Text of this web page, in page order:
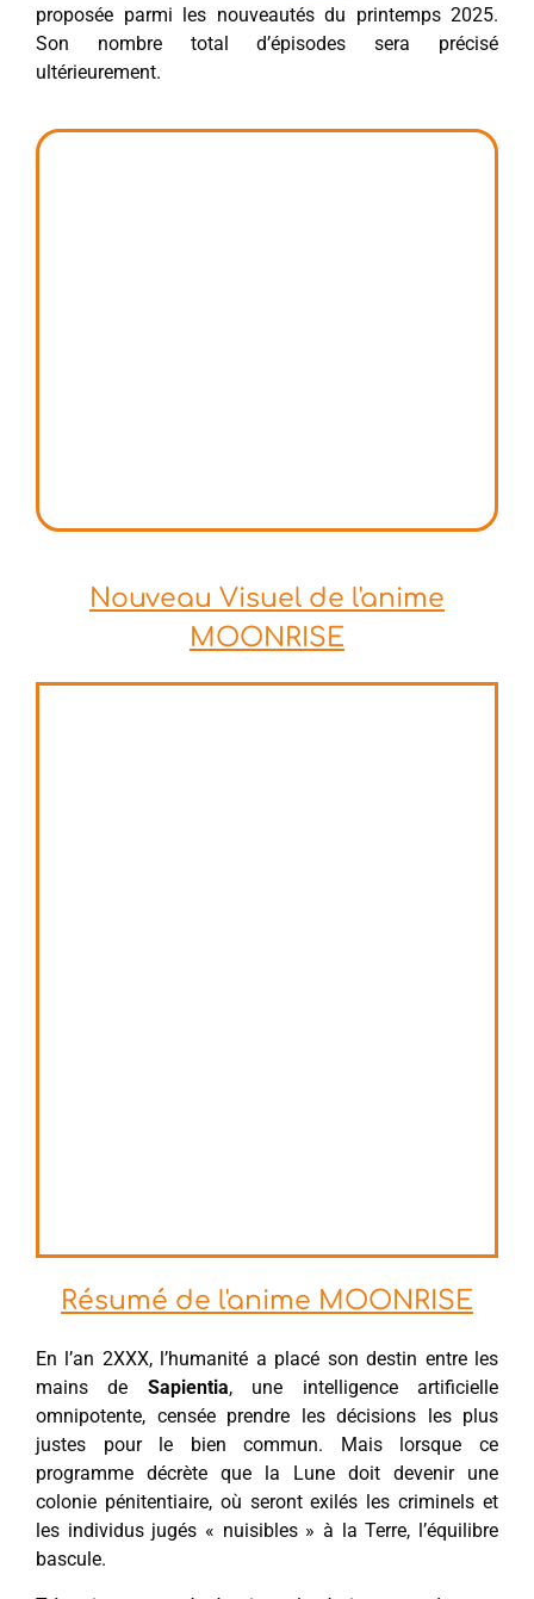
proposée parmi les nouveautés du printemps 2025.
Son nombre total d’épisodes sera précisé
ultérieurement.
Nouveau Visuel de l'anime
MOONRISE
Résumé de l'anime MOONRISE
En l’an 2XXX, l’humanité a placé son destin entre les
mains de Sapientia, une intelligence artificielle
omnipotente, censée prendre les décisions les plus
justes pour le bien commun. Mais lorsque ce
programme décrète que la Lune doit devenir une
colonie pénitentiaire, où seront exilés les criminels et
les individus jugés « nuisibles » à la Terre, l’équilibre
bascule.